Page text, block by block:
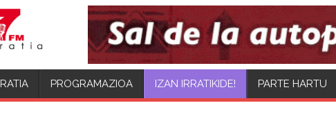
PROGRAMAZIOA PARTE HARTU